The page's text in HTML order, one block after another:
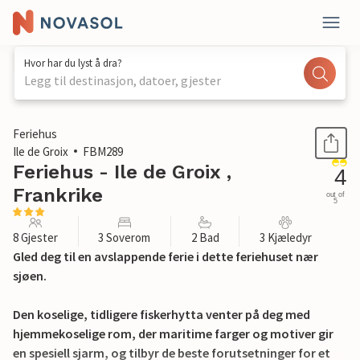
Hvor har du lyst å dra?
Legg til destinasjon, datoer, gjester
1 / 19
Feriehus
Ile de Groix
FBM289
Feriehus - Ile de Groix ,
Frankrike
4
out of
5
8 Gjester 3 Soverom 2 Bad 3 Kjæledyr
Gled deg til en avslappende ferie i dette feriehuset nær
sjøen.
Den koselige, tidligere fiskerhytta venter på deg med
hjemmekoselige rom, der maritime farger og motiver gir
en spesiell sjarm, og tilbyr de beste forutsetninger for et